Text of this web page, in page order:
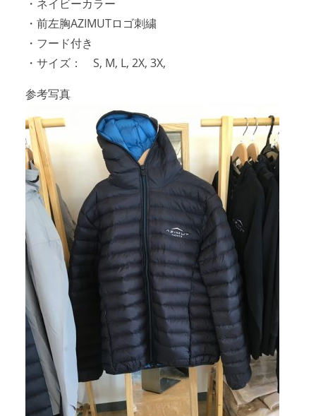
・ネイビーカラー
・前左胸AZIMUTロゴ刺繍
・フード付き
・サイズ： S, M, L, 2X, 3X,
参考写真